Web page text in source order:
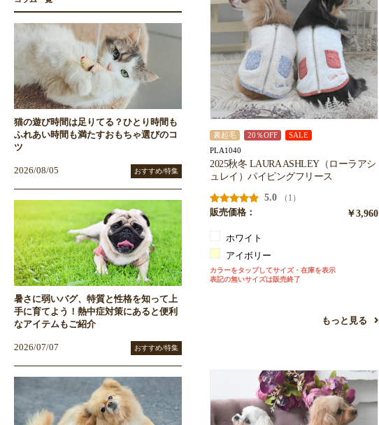
裏起毛 20％OFF SALE
PLA1040
2025秋冬 LAURA ASHLEY（ローラアシ
ュレイ）パイピングフリース
5.0
（1）
販売価格：
￥3,960
ホワイト
アイボリー
カラーをタップしてサイズ・在庫を表示
表記の無いサイズは販売終了
もっと見る
猫の遊び時間は足りてる？ひとり時間も
ふれあい時間も満たすおもちゃ選びのコ
ツ
2026/08/05 おすすめ/特集
暑さに弱いパグ、特質と性格を知って上
手に育てよう！熱中症対策にあると便利
なアイテムもご紹介
2026/07/07 おすすめ/特集